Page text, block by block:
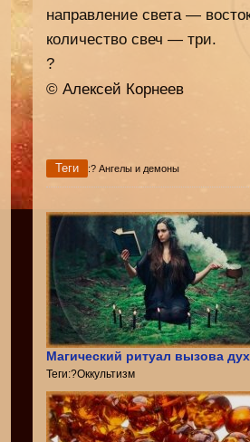
направление света —
количество свеч — три.
?
© Алексей Корнеев
Теги :? Ангелы и демоны
Магический ритуал вызова
Теги:?Оккультизм